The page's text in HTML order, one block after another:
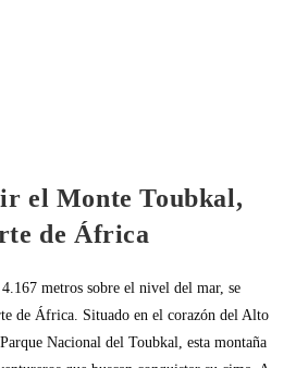
el Monte Toubkal,
de África
metros sobre el nivel del mar, se
de África. Situado en el corazón del Alto
Nacional del Toubkal, esta montaña